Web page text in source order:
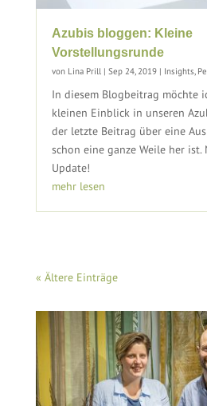
Azubis bloggen: Kleine
Vorstellungsrunde
von Lina Prill | Sep 24, 2019| Insights
In diesem Blogbeitrag möchte
kleinen Einblick in unseren
der letzte Beitrag über eine
schon eine ganze Weile her
Update!
mehr lesen
« Ältere Einträge